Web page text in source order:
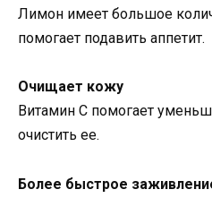
Лимон имеет большое
помогает подавить аппетит.
Очищает кожу
Витамин С помогает
очистить ее.
Более быстрое